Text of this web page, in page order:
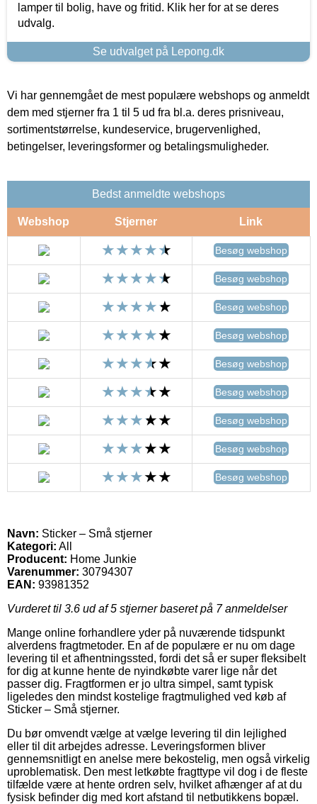
lamper til bolig, have og fritid. Klik her for at se deres
udvalg.
Se udvalget på Lepong.dk
Vi har gennemgået de mest populære webshops og anmeldt
dem med stjerner fra 1 til 5 ud fra bl.a. deres prisniveau,
sortimentstørrelse, kundeservice, brugervenlighed,
betingelser, leveringsformer og betalingsmuligheder.
Bedst anmeldte webshops
Webshop Stjerner Link
Besøg webshop
Besøg webshop
Besøg webshop
Besøg webshop
Besøg webshop
Besøg webshop
Besøg webshop
Besøg webshop
Besøg webshop
Navn: Sticker – Små stjerner
Kategori: All
Producent: Home Junkie
Varenummer: 30794307
EAN: 93981352
Vurderet til 3.6 ud af 5 stjerner baseret på 7anmeldelser
Mange online forhandlere yder på nuværende tidspunkt
alverdens fragtmetoder. En af de populære er nu om dage
levering til et afhentningssted, fordi det så er super fleksibelt
for dig at kunne hente de nyindkøbte varer lige når det
passer dig. Fragtformen er jo ultra simpel, samt typisk
ligeledes den mindst kostelige fragtmulighed ved køb af
Sticker – Små stjerner.
Du bør omvendt vælge at vælge levering til din lejlighed
eller til dit arbejdes adresse. Leveringsformen bliver
gennemsnitligt en anelse mere bekostelig, men også virkelig
uproblematisk. Den mest letkøbte fragttype vil dog i de fleste
tilfælde være at hente ordren selv, hvilket afhænger af at du
fysisk befinder dig med kort afstand til netbutikkens bopæl.